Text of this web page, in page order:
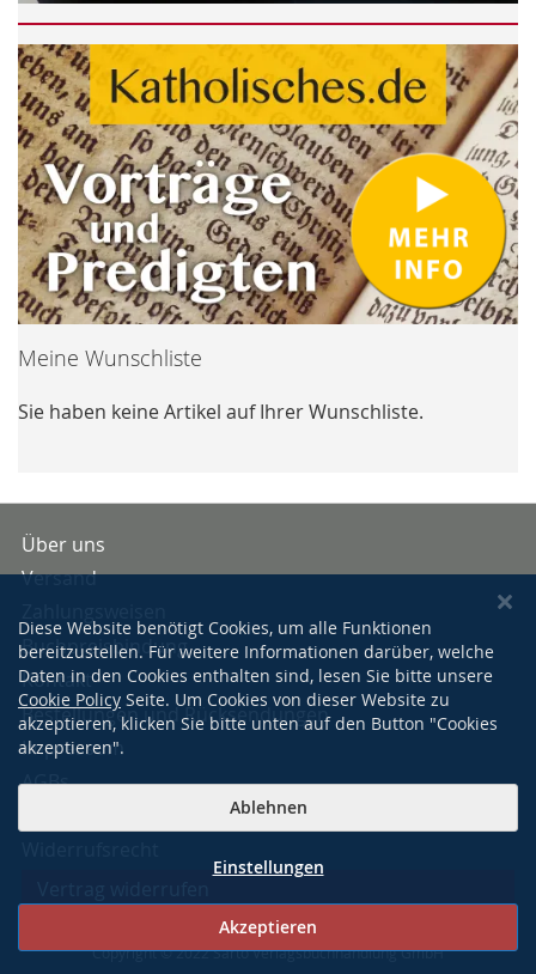
Meine Wunschliste
Sie haben keine Artikel auf Ihrer Wunschliste.
Über uns
Versand
Buchpreisbindung
Kontakt
Bestellungen und Rücksendungen
Impressum
AGBs
Copyright © 2022 Sarto Verlagsbuchhandlung GmbH
Diese Website benötigt Cookies, um alle Funktionen
bereitzustellen. Für weitere Informationen darüber, welche
Daten in den Cookies enthalten sind, lesen Sie bitte unsere
Cookie Policy Seite. Um Cookies von dieser Website zu
akzeptieren, klicken Sie bitte unten auf den Button "Cookies
akzeptieren".
Akzeptieren
Ablehnen
Einstellungen